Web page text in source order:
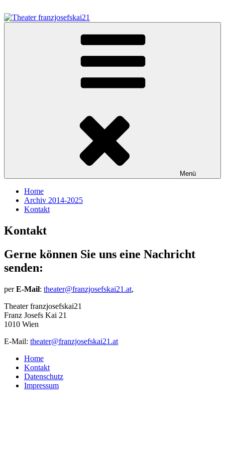
Inhalt
springen
Theater franzjosefskai21
Menü
Home
Archiv 2014-2025
Kontakt
Kontakt
Gerne können Sie uns eine Nachricht
senden:
perE-Mail: theater@franzjosefskai21.at,
Theater franzjosefskai21
Franz Josefs Kai 21
1010 Wien
E-Mail: theater@franzjosefskai21.at
Home
Kontakt
Datenschutz
Impressum